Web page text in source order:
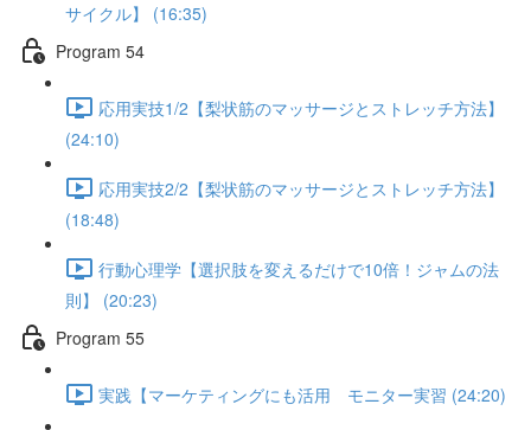
サイクル】 (16:35)
Program 54
応用実技1/2【梨状筋のマッサージとストレッチ方法】
(24:10)
応用実技2/2【梨状筋のマッサージとストレッチ方法】
(18:48)
行動心理学【選択肢を変えるだけで10倍！ジャムの法
則】 (20:23)
Program 55
実践【マーケティングにも活用 モニター実習 (24:20)